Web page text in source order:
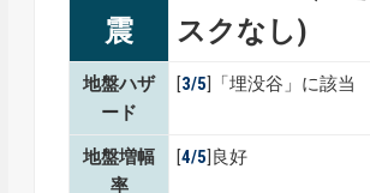
震
スクなし)
地盤ハザ
ード
[3/5]「埋没谷」に該当
地盤増幅
率
[4/5]良好